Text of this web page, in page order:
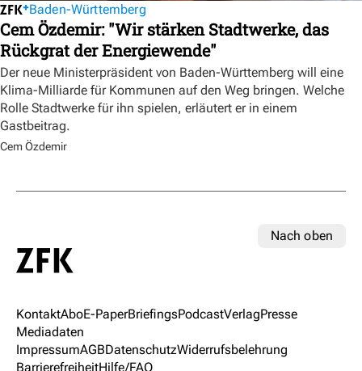
Baden-Württemberg
Cem Özdemir: "Wir stärken Stadtwerke, das
Rückgrat der Energiewende"
Der neue Ministerpräsident von Baden-Württemberg will eine
Klima-Milliarde für Kommunen auf den Weg bringen. Welche
Rolle Stadtwerke für ihn spielen, erläutert er in einem
Gastbeitrag.
Cem Özdemir
Nach oben
KontaktAboE-PaperBriefingsPodcastVerlagPresse
Mediadaten
ImpressumAGBDatenschutzWiderrufsbelehrung
BarrierefreiheitHilfe/FAQ